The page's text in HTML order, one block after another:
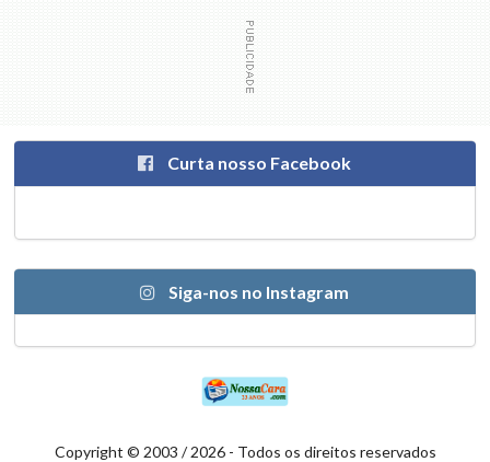
Curta nosso Facebook
Siga-nos no Instagram
Copyright © 2003 / 2026 - Todos os direitos reservados